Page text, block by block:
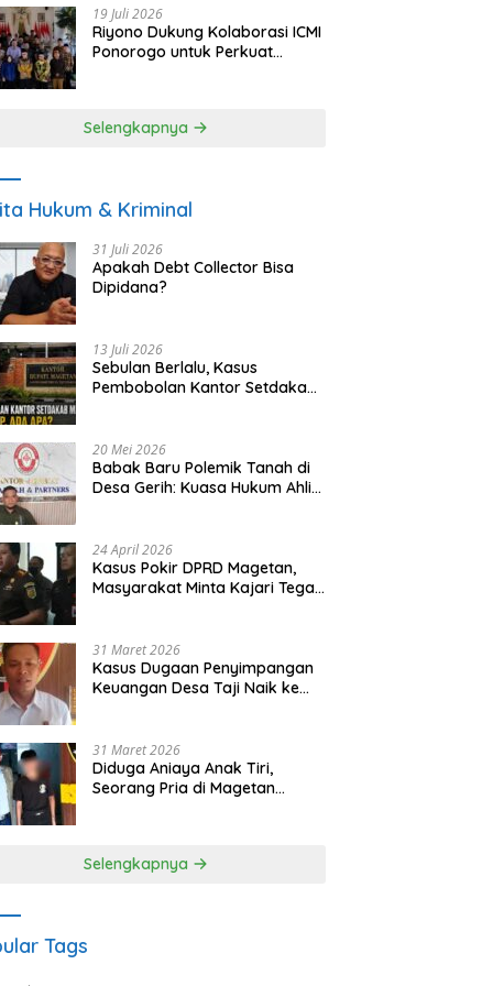
19 Juli 2026
Riyono Dukung Kolaborasi ICMI
Ponorogo untuk Perkuat
Selengkapnya
Hukum & Kriminal
31 Juli 2026
Apakah Debt Collector Bisa
Dipidana?
13 Juli 2026
Sebulan Berlalu, Kasus
Pembobolan Kantor Setdakab
20 Mei 2026
Babak Baru Polemik Tanah di
Desa Gerih: Kuasa Hukum Ahli
24 April 2026
Kasus Pokir DPRD Magetan,
Masyarakat Minta Kajari Tegak
31 Maret 2026
Kasus Dugaan Penyimpangan
Keuangan Desa Taji Naik ke
31 Maret 2026
Diduga Aniaya Anak Tiri,
Seorang Pria di Magetan
Selengkapnya
Tags